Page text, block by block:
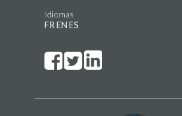
Idiomas
FR EN ES